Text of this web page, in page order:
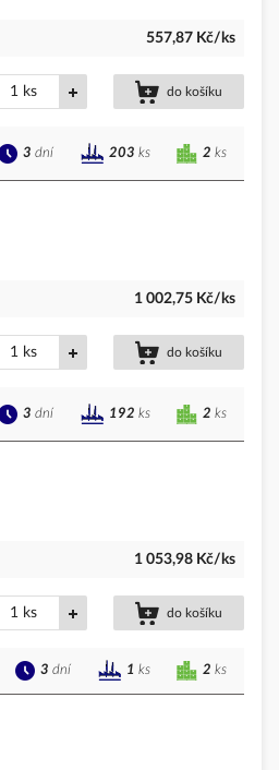
557,87 Kč/ks
ks do košíku
2 ks
3 dní 203 ks
1 002,75 Kč/ks
ks do košíku
2 ks
3 dní 192 ks
1 053,98 Kč/ks
ks do košíku
2 ks
3 dní 1 ks